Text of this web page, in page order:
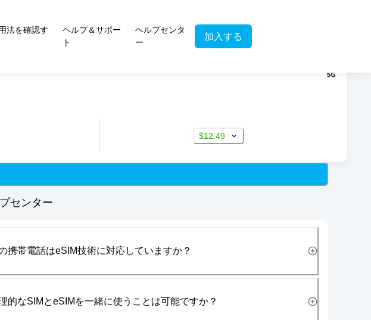
法を確認す
ヘルプ＆サポー
ト
ヘルプセンタ
ー
加入する
$12.49
センター
携帯電話はeSIM技術に対応していますか？
的なSIMとeSIMを一緒に使うことは可能ですか？